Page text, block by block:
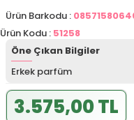
Ürün Barkodu :
Ürün Kodu : 51258
Öne Çıkan Bilgiler
Erkek parfüm
3.575,00 TL